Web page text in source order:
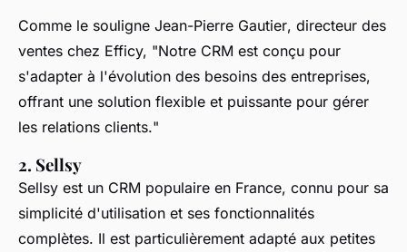
Comme le souligne Jean-Pierre Gautier, directeur des
ventes chez Efficy, "Notre CRM est conçu pour
s'adapter à l'évolution des besoins des entreprises,
offrant une solution flexible et puissante pour gérer
les relations clients."
2. Sellsy
Sellsy est un CRM populaire en France, connu pour sa
simplicité d'utilisation et ses fonctionnalités
complètes. Il est particulièrement adapté aux petites